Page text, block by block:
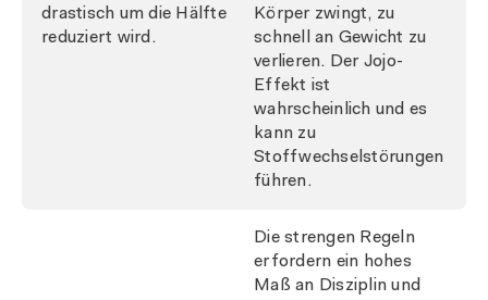
drastisch um die Hälfte
reduziert wird.
Körper zwingt, zu
schnell an Gewicht zu
verlieren. Der Jojo-
Effekt ist
wahrscheinlich und es
kann zu
Stoffwechselstörungen
führen.
Die strengen Regeln
erfordern ein hohes
Maß an Disziplin und